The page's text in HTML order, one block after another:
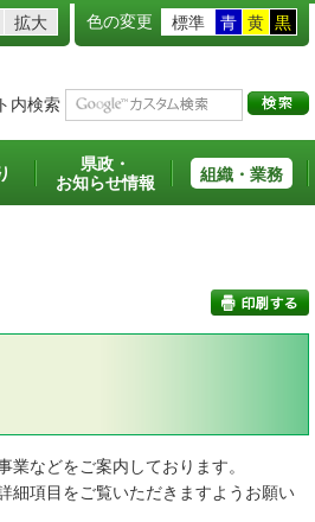
拡大 色の変更 標準 青 黄 黒
内検索
県政・
お知らせ情報
組織・業務
などをご案内しております。
細項目をご覧いただきますようお願い